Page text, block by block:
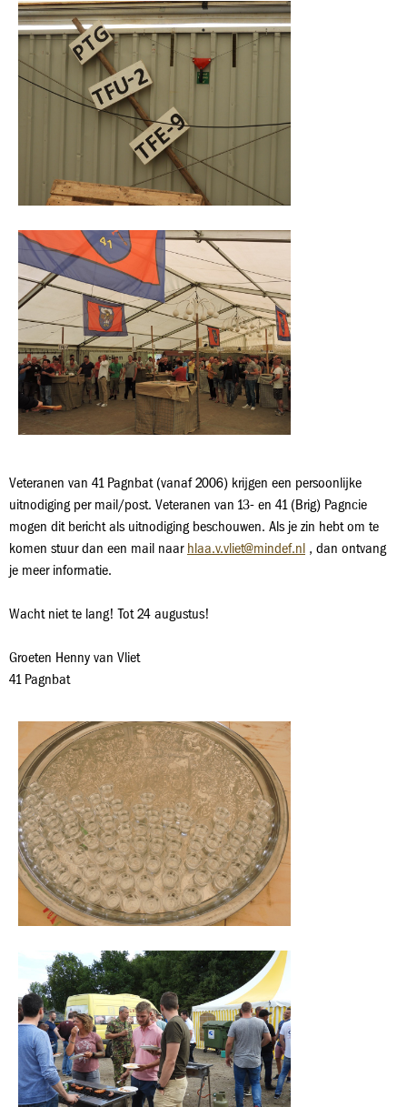
Veteranen van 41 Pagnbat (vanaf 2006) krijgen een persoonlijke
uitnodiging per mail/post. Veteranen van 13- en 41 (Brig) Pagncie
mogen dit bericht als uitnodiging beschouwen. Als je zin hebt om te
komen stuur dan een mail naar hlaa.v.vliet@mindef.nl , dan ontvang
je meer informatie.
Wacht niet te lang! Tot 24 augustus!
Groeten Henny van Vliet
41 Pagnbat